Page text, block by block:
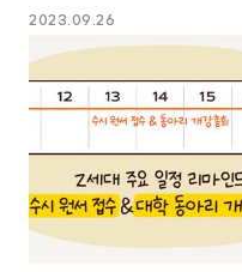
2023.09.26